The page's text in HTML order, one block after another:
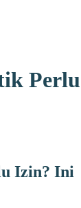
Perlu
Izin? Ini